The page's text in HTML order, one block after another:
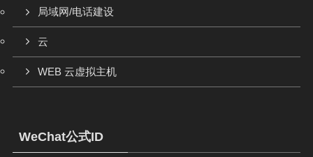
局域网/电话建设
云
WEB 云虚拟主机
WeChat公式ID